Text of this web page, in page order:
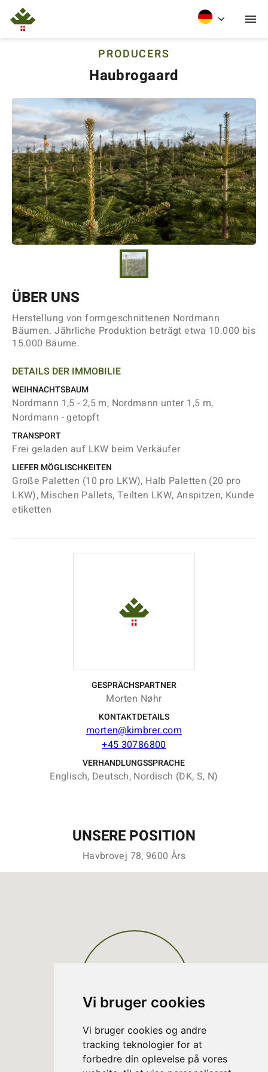
Vi bruger cookies
Vi bruger cookies og andre
tracking teknologier for at
forbedre din oplevelse på vores
PRODUCERS
Haubrogaard
ÜBER UNS
Herstellung von formgeschnittenen Nordmann
Bäumen. Jährliche Produktion beträgt etwa 10.000 bis
15.000 Bäume.
DETAILS DER IMMOBILIE
WEIHNACHTSBAUM
Nordmann 1,5 - 2,5 m, Nordmann unter 1,5 m,
Nordmann - getopft
TRANSPORT
Frei geladen auf LKW beim Verkäufer
LIEFER MÖGLISCHKEITEN
Große Paletten (10 pro LKW), Halb Paletten (20 pro
LKW), Mischen Pallets, Teilten LKW, Anspitzen, Kunde
etiketten
GESPRÄCHSPARTNER
Morten Nøhr
KONTAKTDETAILS
morten@kimbrer.com
+45 30786800
VERHANDLUNGSSPRACHE
Englisch, Deutsch, Nordisch (DK, S, N)
UNSERE POSITION
Havbrovej 78, 9600 Års